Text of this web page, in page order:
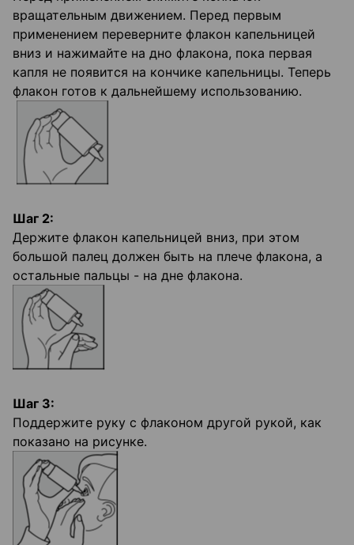
вращательным движением. Перед первым
применением переверните флакон капельницей
вниз и нажимайте на дно флакона, пока первая
капля не появится на кончике капельницы. Теперь
флакон готов к дальнейшему использованию.
Шаг 2:
Держите флакон капельницей вниз, при этом
большой палец должен быть на плече флакона, а
остальные пальцы - на дне флакона.
Шаг 3:
Поддержите руку с флаконом другой рукой, как
показано на рисунке.